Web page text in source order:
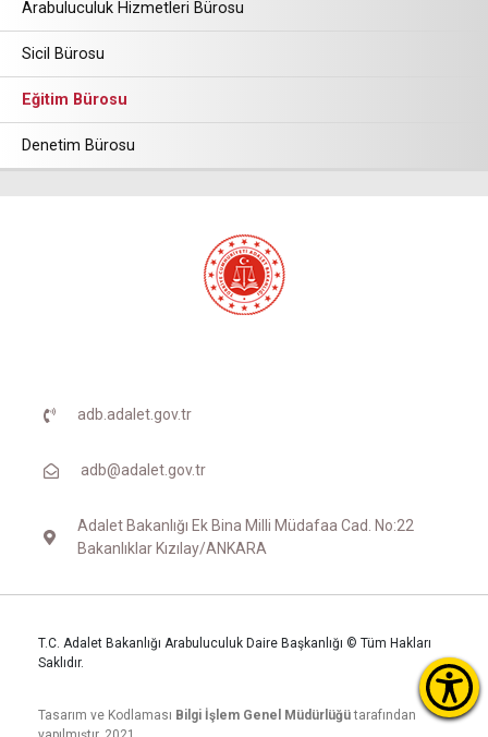
Arabuluculuk Hizmetleri Bürosu
Sicil Bürosu
Eğitim Bürosu
Denetim Bürosu
adb.adalet.gov.tr
adb@adalet.gov.tr
Adalet Bakanlığı Ek Bina Milli Müdafaa Cad. No:22
Bakanlıklar Kızılay/ANKARA
T.C. Adalet Bakanlığı Arabuluculuk Daire Başkanlığı © Tüm Hakları
Saklıdır.
Tasarım ve Kodlaması Bilgi İşlem Genel Müdürlüğütarafından